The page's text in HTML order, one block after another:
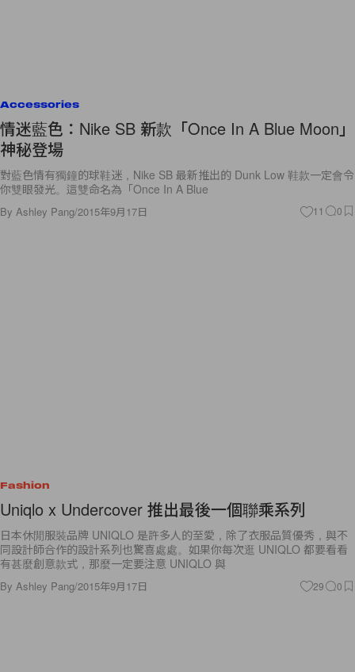
Accessories
情迷藍色：Nike SB 新款「Once In A Blue Moon」
神秘登場
對藍色情有獨鐘的球鞋迷，Nike SB 最新推出的 Dunk Low 鞋款一定會令
你雙眼發光。這雙命名為「Once In A Blue
By Ashley Pang/2015年9月17日 11 0
Fashion
Uniqlo x Undercover 推出最後一個聯乘系列
日本休閒服裝品牌 UNIQLO 是許多人的至愛，除了衣服品質優秀，與不
同設計師合作的設計系列也驚喜處處。如果你每次逛 UNIQLO 都要看看
有甚麼創意款式，那麼一定要注意 UNIQLO 與
By Ashley Pang/2015年9月17日 29 0